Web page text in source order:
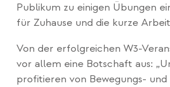
Publikum zu einigen Übungen
für Zuhause und die kurze
Von der erfolgreichen W3-
vor allem eine Botschaft aus:
profitieren von Bewegungs- und